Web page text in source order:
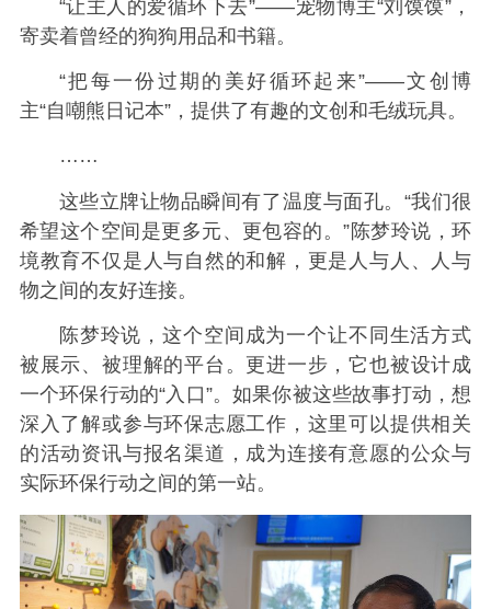
“让主人的爱循环下去”——宠物博主“刘馍馍”，
寄卖着曾经的狗狗用品和书籍。
“把每一份过期的美好循环起来”——文创博
主“自嘲熊日记本”，提供了有趣的文创和毛绒玩具。
……
这些立牌让物品瞬间有了温度与面孔。“我们很
希望这个空间是更多元、更包容的。”陈梦玲说，环
境教育不仅是人与自然的和解，更是人与人、人与
物之间的友好连接。
陈梦玲说，这个空间成为一个让不同生活方式
被展示、被理解的平台。更进一步，它也被设计成
一个环保行动的“入口”。如果你被这些故事打动，想
深入了解或参与环保志愿工作，这里可以提供相关
的活动资讯与报名渠道，成为连接有意愿的公众与
实际环保行动之间的第一站。